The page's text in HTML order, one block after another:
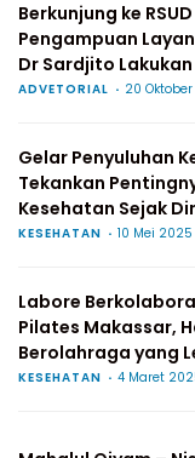
Berkunjung ke
Pengampuan
Dr Sardjito
Visitasi
ADVETORIAL 20
Gelar Penyuluhan
Tekankan
Kesehatan Sejak
KESEHATAN 10 Mei 2025
Labore
Pilates Makassar,
Berolahraga yang
KESEHATAN 4 Maret